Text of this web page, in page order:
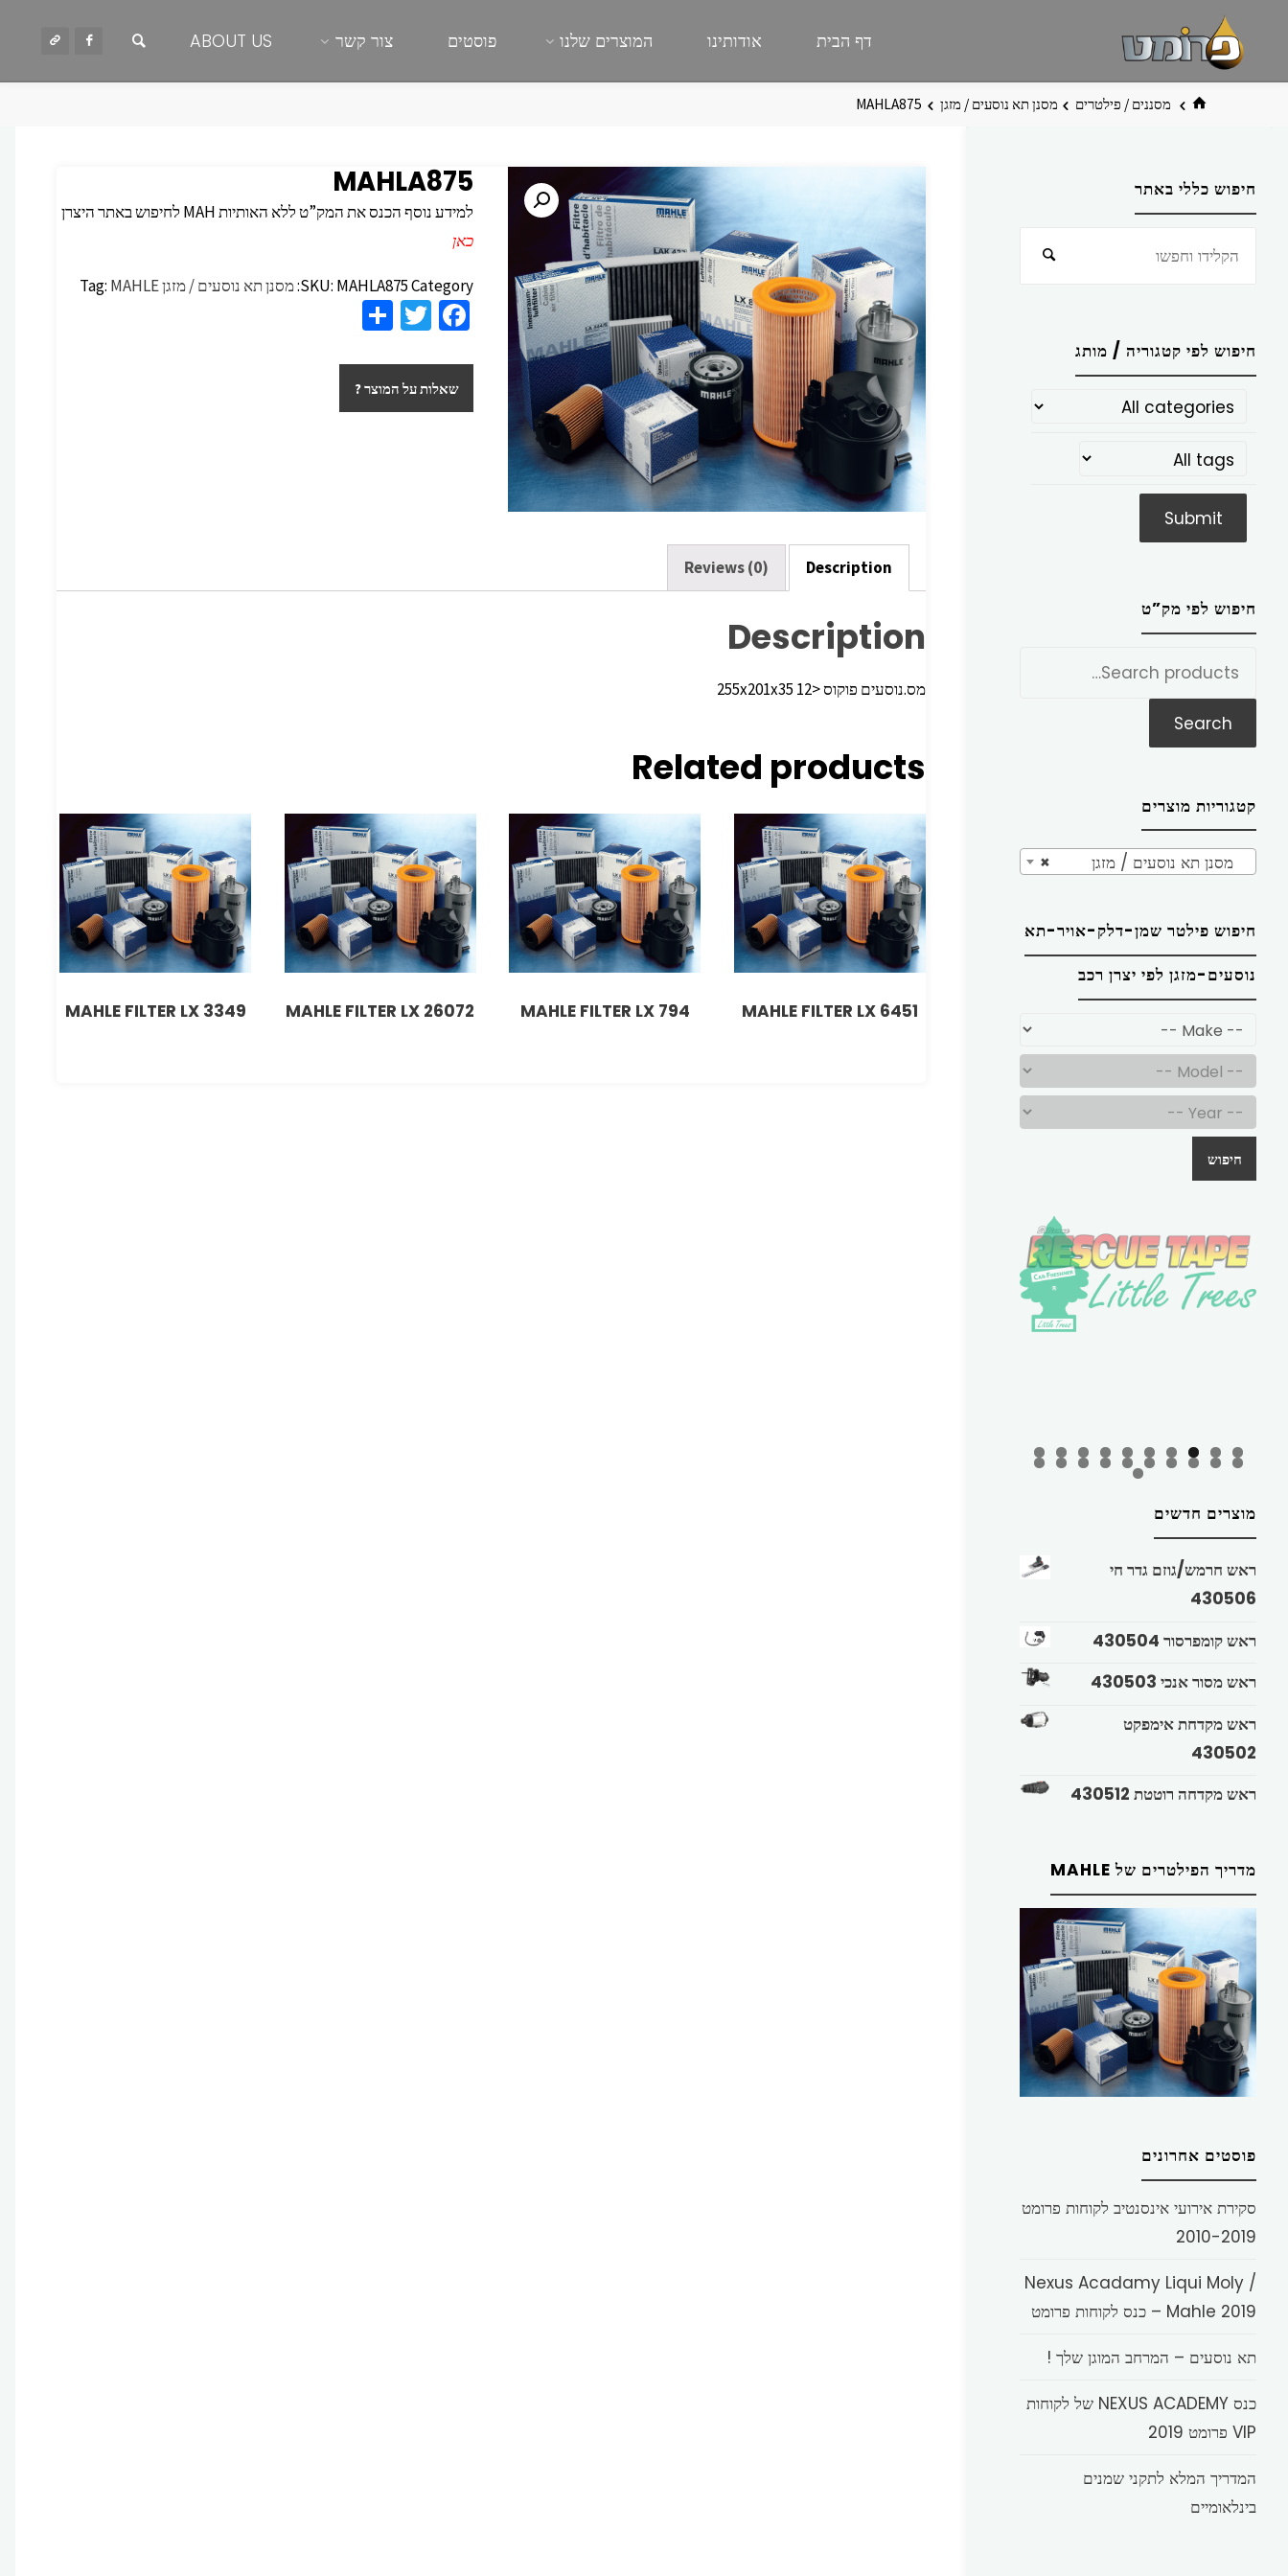
דף הבית אודותינו המוצרים שלנו פוסטים צור קשר ABOUT US
בית מסננים / פילטרים מסנן תא נוסעים / מזגן MAHLA875
MAHLA875
למידע נוסף הכנס את המק”ט ללא האותיות MAH לחיפוש באתר היצרן
כאן
SKU: MAHLA875Category: מסנן תא נוסעים / מזגן Tag: MAHLE
Fa
b
o
T
tt
er
ar
eשאלות על המוצר ?
Description
Reviews (0)
Description
מס.נוסעים פוקוס <255x201x35 12
Related products
MAHLE FILTER LX 6451
MAHLE FILTER LX 794
MAHLE FILTER LX 26072
MAHLE FILTER LX 3349
חיפוש כללי באתר
חיפוש
חיפוש לפי קטגוריה / מותג
חיפוש לפי מק”ט
Search
קטגוריות מוצרים
× מסנן תא נוסעים / מזגן
חיפוש פילטר שמן-דלק-אויר-תא
נוסעים-מזגן לפי יצרן רכב
חיפוש
מוצרים חדשים
ראש חרמש/גוזם גדר חי
430506
ראש קומפרסור 430504
ראש מסור אנכי 430503
ראש מקדחת אימפקט
430502
ראש מקדחה רוטטת 430512
מדריך הפילטרים של MAHLE
פוסטים אחרונים
סקירת אירועי אינסנטיב לקוחות פרומט
2010-2019
Nexus Acadamy Liqui Moly /
Mahle 2019 – כנס לקוחות פרומט
תא נוסעים – המרחב המוגן שלך !
כנס NEXUS ACADEMY של לקוחות
VIP פרומט 2019
המדריך המלא לתקני שמנים
בינלאומיים